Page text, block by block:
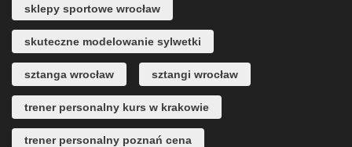
sklepy sportowe wrocław
skuteczne modelowanie sylwetki
sztanga wrocław sztangi wrocław
trener personalny kurs w krakowie
trener personalny poznań cena